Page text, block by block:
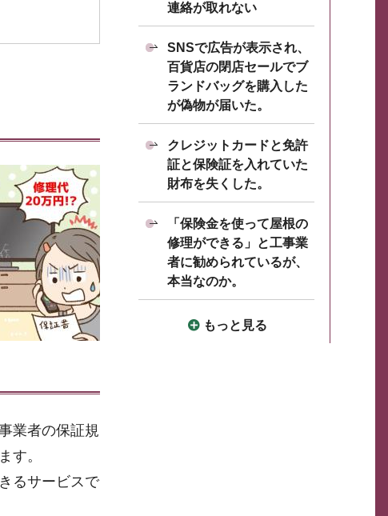
業者の保証規
す。
るサービスで
連絡が取れない
SNSで広告が表示され、
百貨店の閉店セールでブ
ランドバッグを購入した
が偽物が届いた。
クレジットカードと免許
証と保険証を入れていた
財布を失くした。
「保険金を使って屋根の
修理ができる」と工事業
者に勧められているが、
本当なのか。
もっと見る